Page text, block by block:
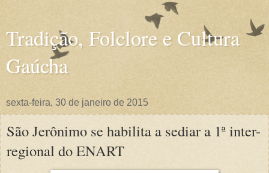
Tradição, Folclore e Cultura
Gaúcha
sexta-feira, 30 de janeiro de 2015
São Jerônimo se habilita a sediar a 1ª inter-
regional do ENART